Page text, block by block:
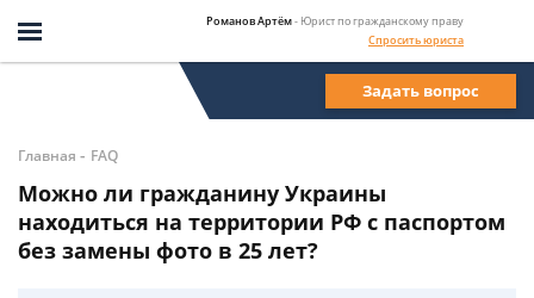
Романов Артём- Юрист по гражданскому праву
Спросить юриста
Задать вопрос
Главная - FAQ
Можно ли гражданину Украины
находиться на территории РФ с паспортом
без замены фото в 25 лет?